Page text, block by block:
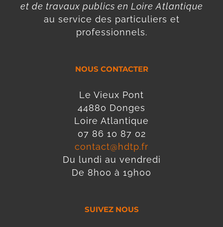
et de travaux publics en Loire Atlantique
au service des particuliers et
professionnels.
NOUS CONTACTER
Le Vieux Pont
44880 Donges
Loire Atlantique
07 86 10 87 02
contact@hdtp.fr
Du lundi au vendredi
De 8h00 à 19h00
SUIVEZ NOUS